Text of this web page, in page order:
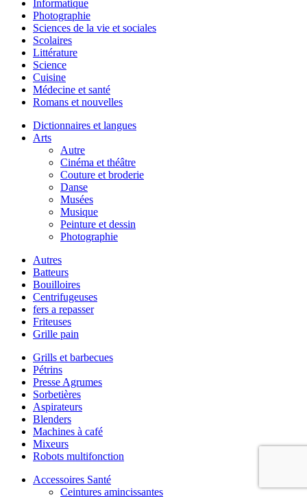
Informatique
Photographie
Sciences de la vie et sociales
Scolaires
Littérature
Science
Cuisine
Médecine et santé
Romans et nouvelles
Dictionnaires et langues
Arts
Autre
Cinéma et théâtre
Couture et broderie
Danse
Musées
Musique
Peinture et dessin
Photographie
Autres
Batteurs
Bouilloires
Centrifugeuses
fers a repasser
Friteuses
Grille pain
Grills et barbecues
Pétrins
Presse Agrumes
Sorbetières
Aspirateurs
Blenders
Machines à café
Mixeurs
Robots multifonction
Accessoires Santé
Ceintures amincissantes